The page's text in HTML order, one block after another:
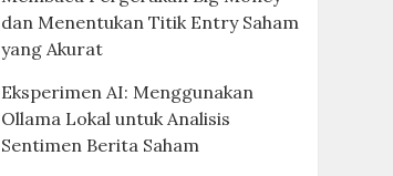
dan Menentukan Titik Entry Saham
yang Akurat
Eksperimen AI: Menggunakan
Ollama Lokal untuk Analisis
Sentimen Berita Saham